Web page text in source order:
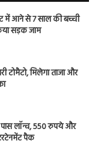
आने से 7 साल की बच्ची
सड़क जाम
टोमैटो, मिलेगा ताजा और
पास लॉन्च, 550 रुपये और
पैक